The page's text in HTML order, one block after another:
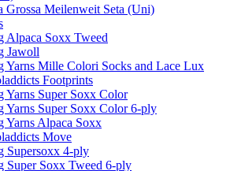
Grossa Meilenweit Seta (Uni)
Alpaca Soxx Tweed
Jawoll
Yarns Mille Colori Socks and Lace Lux
Footprints
Yarns Super Soxx Color
Yarns Super Soxx Color 6-ply
Yarns Alpaca Soxx
Move
Supersoxx 4-ply
Super Soxx Tweed 6-ply